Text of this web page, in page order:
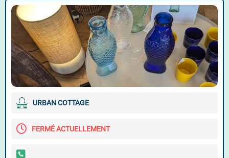
URBAN COTTAGE
FERMÉ ACTUELLEMENT